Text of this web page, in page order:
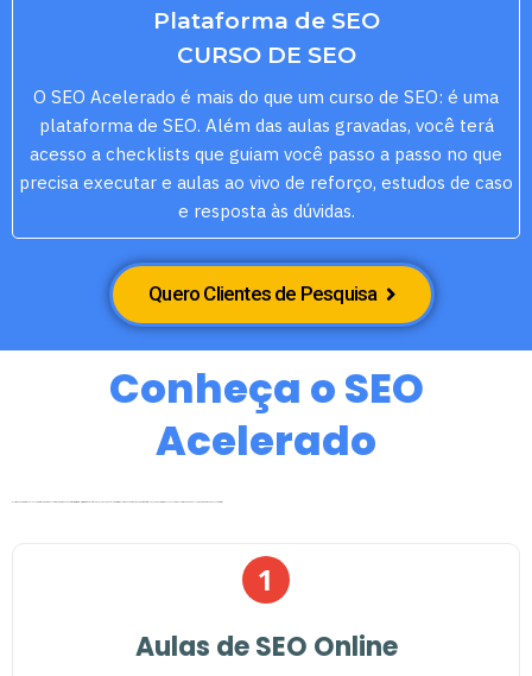
Plataforma de SEO
CURSO DE SEO
O SEO Acelerado é mais do que um curso de SEO: é uma
plataforma de SEO. Além das aulas gravadas, você terá
acesso a checklists que guiam você passo a passo no que
precisa executar e aulas ao vivo de reforço, estudos de caso
e resposta às dúvidas.
Quero Clientes de Pesquisa
Conheça o SEO
Acelerado
1
Aulas de SEO Online